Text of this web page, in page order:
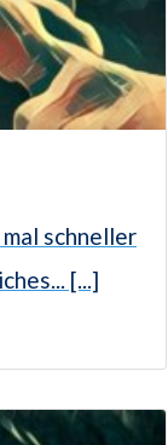
schneller
[...]